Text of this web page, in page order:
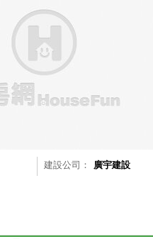
建設公司： 廣宇建設